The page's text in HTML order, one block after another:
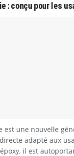
: conçu pour les
est une nouvelle
adapté aux
il est